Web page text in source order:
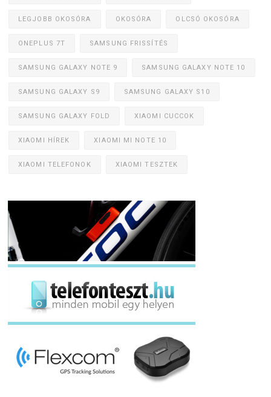
LEGJOBB OKOSÓRA OKOSÓRA OLCSÓ OKOSÓRA
ONEPLUS 7T SAMSUNG FRISSÍTÉS
SAMSUNG GALAXY NOTE 9 SAMSUNG GALAXY NOTE 10
SAMSUNG GALAXY S9 SAMSUNG GALAXY S10
SAMSUNG GALAXY FOLD XIAOMI CUCCOK
XIAOMI HÍREK XIAOMI MI NOTE 10
XIAOMI TELEFONOK XIAOMI TESZTEK